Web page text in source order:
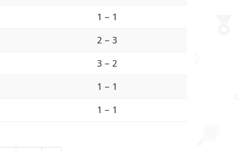
1 – 1
2 – 3
3 – 2
1 – 1
1 – 1